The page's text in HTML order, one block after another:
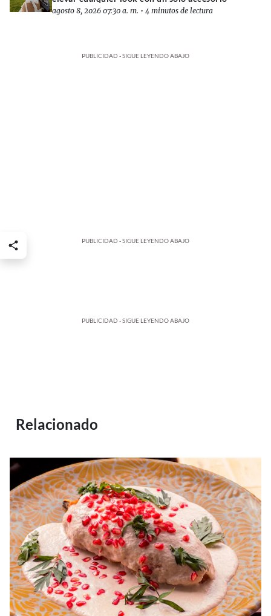
agosto 8, 2026 07:30 a. m. • 4 minutos de lectura
PUBLICIDAD - SIGUE LEYENDO ABAJO
PUBLICIDAD - SIGUE LEYENDO ABAJO
PUBLICIDAD - SIGUE LEYENDO ABAJO
Relacionado